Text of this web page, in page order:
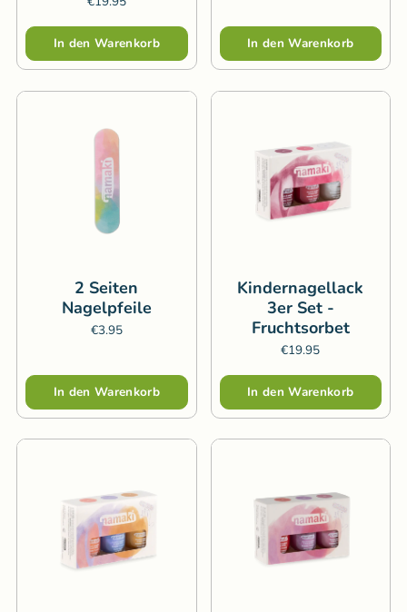
Menge
In den Warenkorb
Menge
In den Warenkorb
2 Seiten
Nagelpfeile
€3.95
Menge
In den Warenkorb
Kindernagellack
3er Set -
Fruchtsorbet
€19.95
Menge
In den Warenkorb